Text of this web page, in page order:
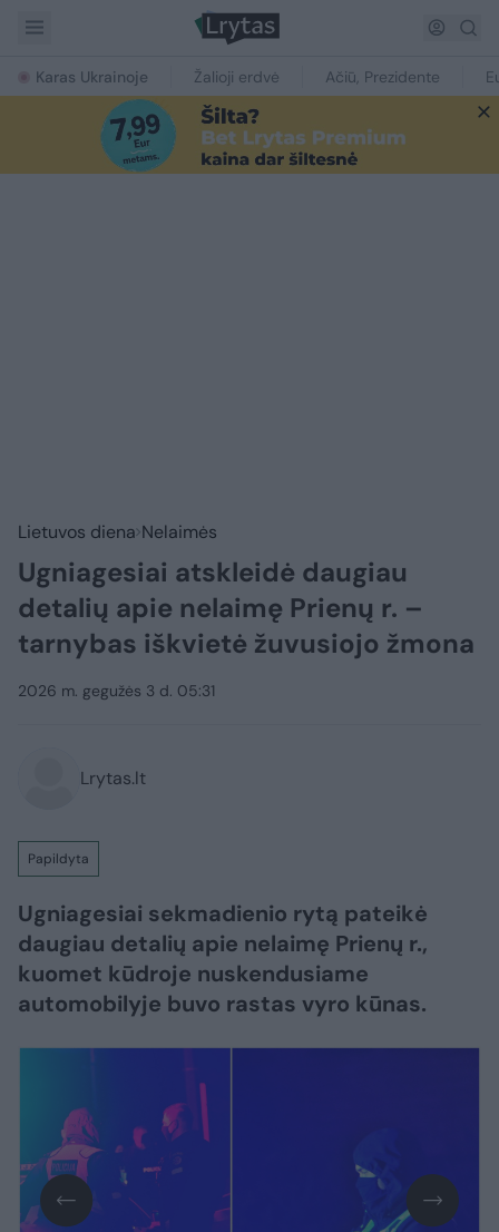
Karas Ukrainoje Žalioji erdvė Ačiū, Prezidente
Lietuvos diena Nelaimės
Ugniagesiai atskleidė daugiau
detalių apie nelaimę Prienų r. –
tarnybas iškvietė žuvusiojo žmona
2026 m. gegužės 3 d. 05:31
Lrytas.lt
Papildyta
Ugniagesiai sekmadienio rytą pateikė
daugiau detalių apie nelaimę Prienų r.,
kuomet kūdroje nuskendusiame
automobilyje buvo rastas vyro kūnas.